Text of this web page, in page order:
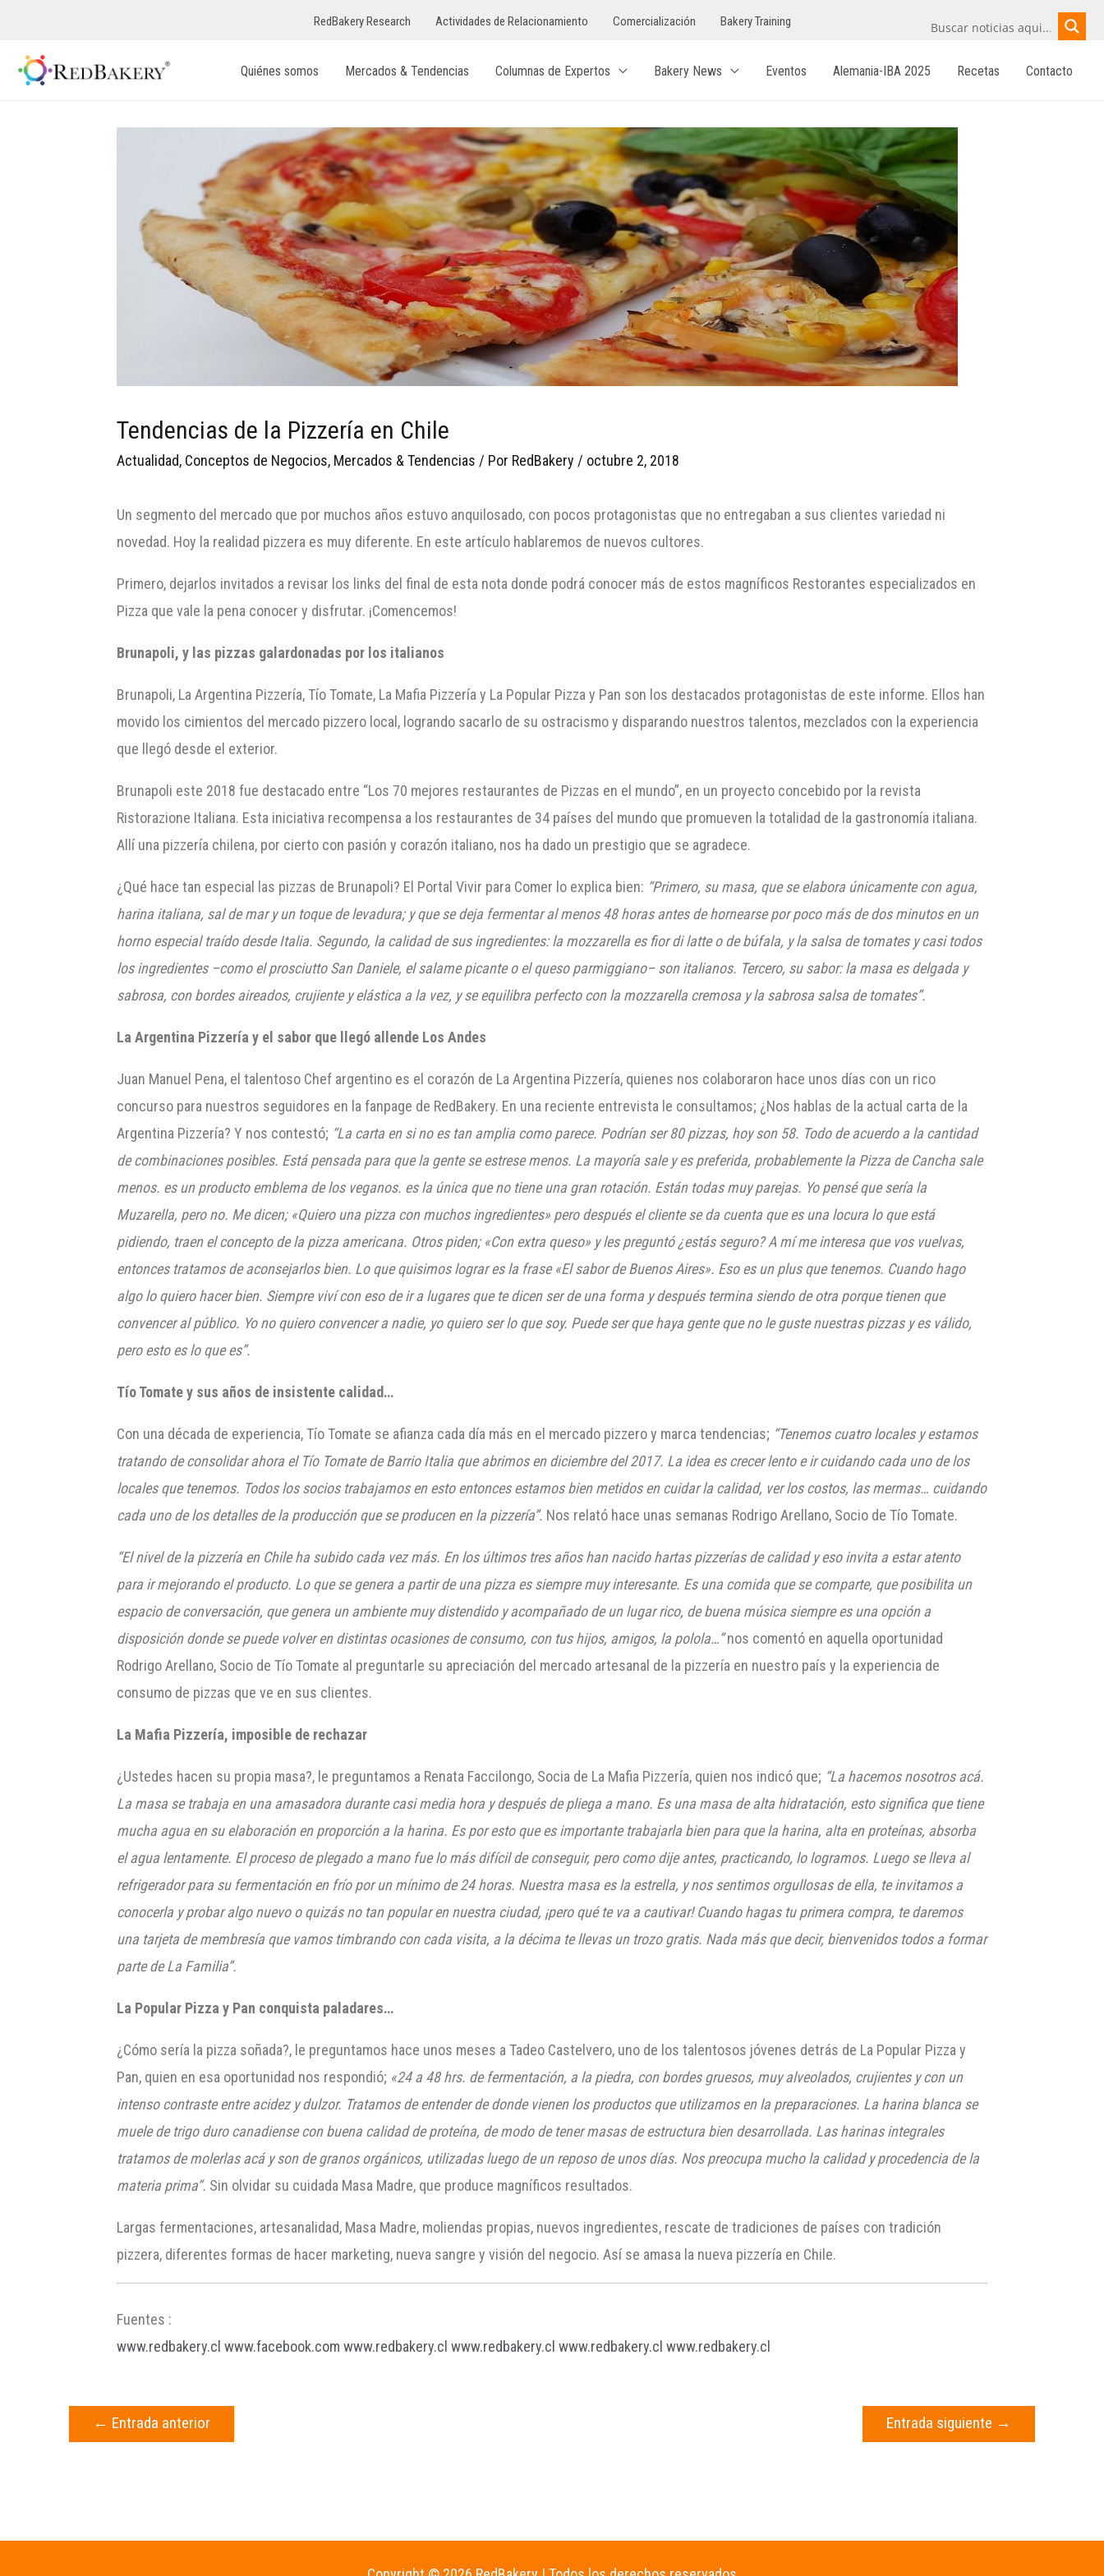
RedBakery Research Actividades de Relacionamiento Comercialización Bakery Training
Quiénes somos Mercados & Tendencias Columnas de Expertos Bakery News Eventos Alemania-IBA 2025 Recetas Contacto
Tendencias de la Pizzería en Chile
Actualidad, Conceptos de Negocios, Mercados & Tendencias / Por RedBakery / octubre 2, 2018
Un segmento del mercado que por muchos años estuvo anquilosado, con pocos protagonistas que no entregaban a sus clientes variedad ni
novedad. Hoy la realidad pizzera es muy diferente. En este artículo hablaremos de nuevos cultores.
Primero, dejarlos invitados a revisar los links del final de esta nota donde podrá conocer más de estos magníficos Restorantes especializados en
Pizza que vale la pena conocer y disfrutar. ¡Comencemos!
Brunapoli,y las pizzas galardonadas por los italianos
Brunapoli, La Argentina Pizzería, Tío Tomate, La Mafia Pizzería y La Popular Pizza y Pan son los destacados protagonistas de este informe. Ellos han
movido los cimientos del mercado pizzero local, logrando sacarlo de su ostracismo y disparando nuestros talentos, mezclados con la experiencia
que llegó desde el exterior.
Brunapoli este 2018 fue destacado entre “Los 70 mejores restaurantes de Pizzas en el mundo”, en un proyecto concebido por la revista
Ristorazione Italiana. Esta iniciativa recompensa a los restaurantes de 34 países del mundo que promueven la totalidad de la gastronomía italiana.
Allí una pizzería chilena, por cierto con pasión y corazón italiano, nos ha dado un prestigio que se agradece.
¿Qué hace tan especial las pizzas de Brunapoli? El Portal Vivir para Comer lo explica bien: “Primero, su masa, que se elabora únicamente con agua,
harina italiana, sal de mar y un toque de levadura; y que se deja fermentar al menos 48 horas antes de hornearse por poco más de dos minutos en un
horno especial traído desde Italia. Segundo, la calidad de sus ingredientes: la mozzarella es fior di latte o de búfala, y la salsa de tomates y casi todos
los ingredientes –como el prosciutto San Daniele, el salame picante o el queso parmiggiano– son italianos. Tercero, su sabor: la masa es delgada y
sabrosa, con bordes aireados, crujiente y elástica a la vez, y se equilibra perfecto con la mozzarella cremosa y la sabrosa salsa de tomates”.
La Argentina Pizzería y el sabor que llegó allende Los Andes
Juan Manuel Pena, el talentoso Chef argentino es el corazón de La Argentina Pizzería, quienes nos colaboraron hace unos días con un rico
concurso para nuestros seguidores en la fanpage de RedBakery. En una reciente entrevista le consultamos; ¿Nos hablas de la actual carta de la
Argentina Pizzería? Y nos contestó; “La carta en si no es tan amplia como parece. Podrían ser 80 pizzas, hoy son 58. Todo de acuerdo a la cantidad
de combinaciones posibles. Está pensada para que la gente se estrese menos. La mayoría sale y es preferida, probablemente la Pizza de Cancha sale
menos. es un producto emblema de los veganos. es la única que no tiene una gran rotación. Están todas muy parejas. Yo pensé que sería la
Muzarella, pero no. Me dicen; «Quiero una pizza con muchos ingredientes» pero después el cliente se da cuenta que es una locura lo que está
pidiendo, traen el concepto de la pizza americana. Otros piden; «Con extra queso» y les preguntó ¿estás seguro? A mí me interesa que vos vuelvas,
entonces tratamos de aconsejarlos bien. Lo que quisimos lograr es la frase «El sabor de Buenos Aires». Eso es un plus que tenemos. Cuando hago
algo lo quiero hacer bien. Siempre viví con eso de ir a lugares que te dicen ser de una forma y después termina siendo de otra porque tienen que
convencer al público. Yo no quiero convencer a nadie, yo quiero ser lo que soy. Puede ser que haya gente que no le guste nuestras pizzas y es válido,
pero esto es lo que es”.
Tío Tomate y sus años de insistente calidad…
Con una década de experiencia, Tío Tomate se afianza cada día más en el mercado pizzero y marca tendencias; “Tenemos cuatro locales y estamos
tratando de consolidar ahora el Tío Tomate de Barrio Italia que abrimos en diciembre del 2017. La idea es crecer lento e ir cuidando cada uno de los
locales que tenemos. Todos los socios trabajamos en esto entonces estamos bien metidos en cuidar la calidad, ver los costos, las mermas… cuidando
cada uno de los detalles de la producción que se producen en la pizzería”. Nos relató hace unas semanas Rodrigo Arellano, Socio de Tío Tomate.
“El nivel de la pizzería en Chile ha subido cada vez más. En los últimos tres años han nacido hartas pizzerías de calidad y eso invita a estar atento
para ir mejorando el producto. Lo que se genera a partir de una pizza es siempre muy interesante. Es una comida que se comparte, que posibilita un
espacio de conversación, que genera un ambiente muy distendido y acompañado de un lugar rico, de buena música siempre es una opción a
disposición donde se puede volver en distintas ocasiones de consumo, con tus hijos, amigos, la polola…”nos comentó en aquella oportunidad
Rodrigo Arellano, Socio de Tío Tomate al preguntarle su apreciación del mercado artesanal de la pizzería en nuestro país y la experiencia de
consumo de pizzas que ve en sus clientes.
La Mafia Pizzería, imposible de rechazar
¿Ustedes hacen su propia masa?, le preguntamos a Renata Faccilongo, Socia de La Mafia Pizzería, quien nos indicó que; “La hacemos nosotros acá.
La masa se trabaja en una amasadora durante casi media hora y después de pliega a mano. Es una masa de alta hidratación, esto significa que tiene
mucha agua en su elaboración en proporción a la harina. Es por esto que es importante trabajarla bien para que la harina, alta en proteínas, absorba
el agua lentamente. El proceso de plegado a mano fue lo más difícil de conseguir, pero como dije antes, practicando, lo logramos. Luego se lleva al
refrigerador para su fermentación en frío por un mínimo de 24 horas. Nuestra masa es la estrella, y nos sentimos orgullosas de ella, te invitamos a
conocerla y probar algo nuevo o quizás no tan popular en nuestra ciudad, ¡pero qué te va a cautivar! Cuando hagas tu primera compra, te daremos
una tarjeta de membresía que vamos timbrando con cada visita, a la décima te llevas un trozo gratis. Nada más que decir, bienvenidos todos a formar
parte de La Familia”.
La Popular Pizza y Pan conquista paladares…
¿Cómo sería la pizza soñada?, le preguntamos hace unos meses a Tadeo Castelvero, uno de los talentosos jóvenes detrás de La Popular Pizza y
Pan, quien en esa oportunidad nos respondió; «24 a 48 hrs. de fermentación, a la piedra, con bordes gruesos, muy alveolados, crujientes y con un
intenso contraste entre acidez y dulzor. Tratamos de entender de donde vienen los productos que utilizamosen la preparaciones. La harina blanca se
muele de trigo duro canadiense con buena calidad de proteína, de modo de tener masas de estructura bien desarrollada. Las harinas integrales
tratamos de molerlas acá y son de granos orgánicos, utilizadas luego de un reposo de unos días. Nospreocupa mucho la calidad yprocedencia de la
materia prima”. Sin olvidar su cuidada Masa Madre, que produce magníficos resultados.
Largas fermentaciones, artesanalidad, Masa Madre, moliendas propias, nuevos ingredientes, rescate de tradiciones de países con tradición
pizzera, diferentes formas de hacer marketing, nueva sangre y visión del negocio. Así se amasa la nueva pizzería en Chile.
Fuentes :
www.redbakery.cl www.facebook.com www.redbakery.cl www.redbakery.cl www.redbakery.cl www.redbakery.cl
← Entrada anterior Entrada siguiente →